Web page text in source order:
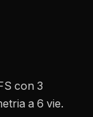
con 3
a 6 vie.